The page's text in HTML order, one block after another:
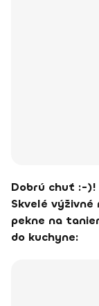
Dobrú chuť :-)!
Skvelé
pekne na
do kuchyne: